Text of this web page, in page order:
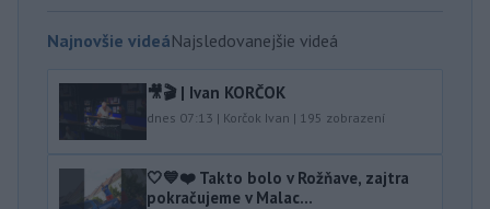
Najnovšie videáNajsledovanejšie videá
🎥🎬 | Ivan KORČOK
dnes 07:13 | Korčok Ivan | 195 zobrazení
🤍💙❤️ Takto bolo v Rožňave, zajtra
pokračujeme v Malac...